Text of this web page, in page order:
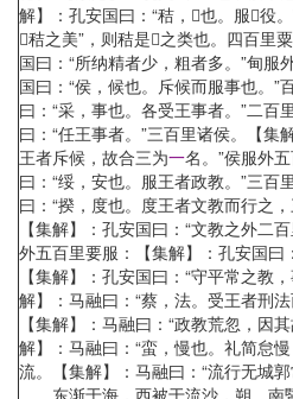
解】：孔安国曰：“秸，也。服役
秸之美”，则秸是之类也。四百里
国曰：“所纳精者少，粗者多。”甸服
国曰：“侯，候也。斥候而服事也。”
曰：“采，事也。各受王事者。”二百
曰：“任王事者。”三百里诸侯。【集
王者斥候，故合三为一名。”侯服外
曰：“绥，安也。服王者政教。”三百
曰：“揆，度也。度王者文教而行之
【集解】：孔安国曰：“文教之外二
外五百里要服：【集解】：孔安国曰
【集解】：孔安国曰：“守平常之教
解】：马融曰：“蔡，法。受王者刑
【集解】：马融曰：“政教荒忽，因
解】：马融曰：“蛮，慢也。礼简怠
流。【集解】：马融曰：“流行无城
东渐于海，西被于流沙，朔、南